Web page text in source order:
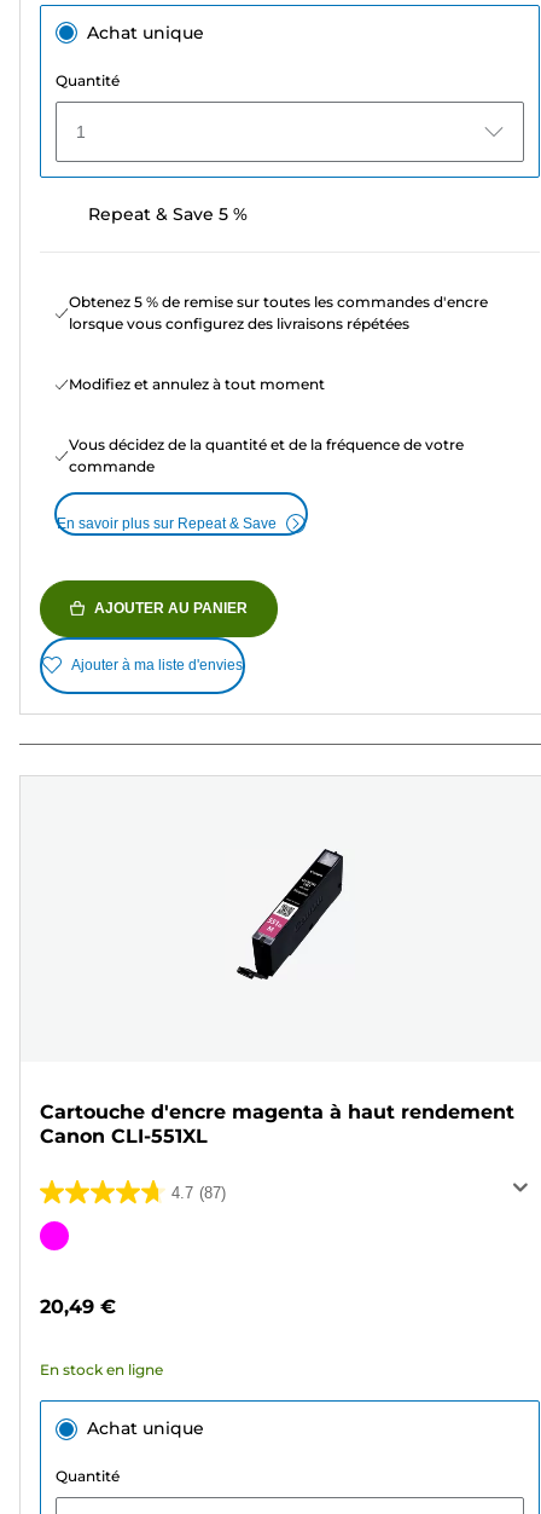
Achat unique
Quantité
1
Repeat & Save 5 %
Obtenez 5 % de remise sur toutes les commandes d'encre
lorsque vous configurez des livraisons répétées
Modifiez et annulez à tout moment
Vous décidez de la quantité et de la fréquence de votre
commande
En savoir plus sur Repeat & Save
AJOUTER AU PANIER
Ajouter à ma liste d'envies
Cartouche d'encre magenta à haut rendement
Canon CLI-551XL
4.7 (87)
4.7
sur
87
Cartouche
20,49 €
En stock en ligne
Achat unique
Quantité